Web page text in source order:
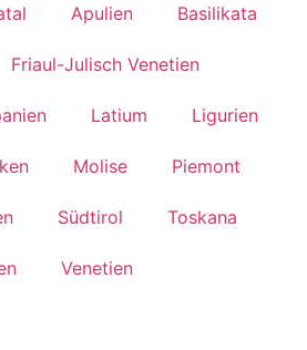
Apulien Basilikata
Friaul-Julisch Venetien
Latium Ligurien
Molise Piemont
Südtirol Toskana
Venetien